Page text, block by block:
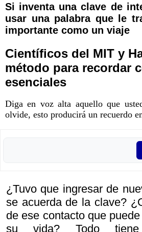
Si inventa una clave de
usar una palabra que le
importante como un viaje
Científicos del MIT y
método para recordar
esenciales
Diga en voz alta aquello que
olvide, esto producirá un recuerdo
¿Tuvo que ingresar de
se acuerda de la clave?
de ese contacto que
su vida? Todo